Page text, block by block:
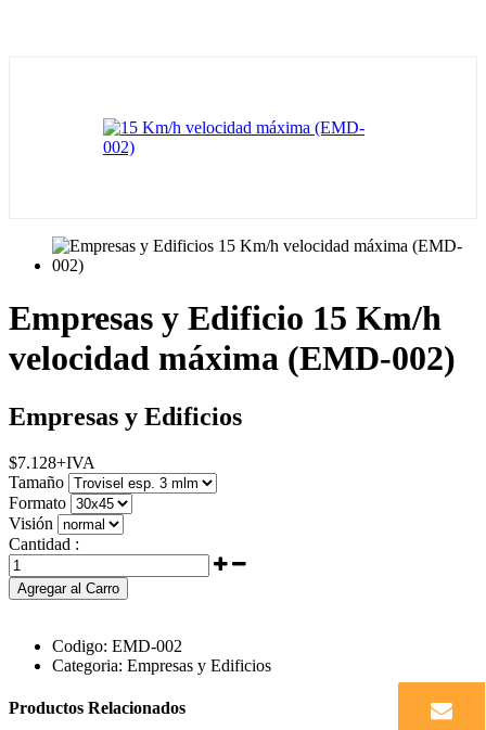
Empresas y Edificio 15 Km/h
velocidad máxima (EMD-002)
Empresas y Edificios
$7.128+IVA
Tamaño
Formato
Visión
Cantidad :
Agregar al Carro
Codigo: EMD-002
Categoria: Empresas y Edificios
Productos Relacionados